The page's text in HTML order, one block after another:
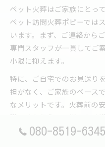
ペット火葬はご家族にとっ
ペット訪問火葬ポピーでは
います。まず、ご連絡から
専門スタッフが一貫してご
小限に抑えます。
特に、ご自宅でのお見送り
担がなく、ご家族のペース
なメリットです。火葬前の
詳しくお伝えし、迷いなく
また、悲しみの中で複雑な
080-8519-6345